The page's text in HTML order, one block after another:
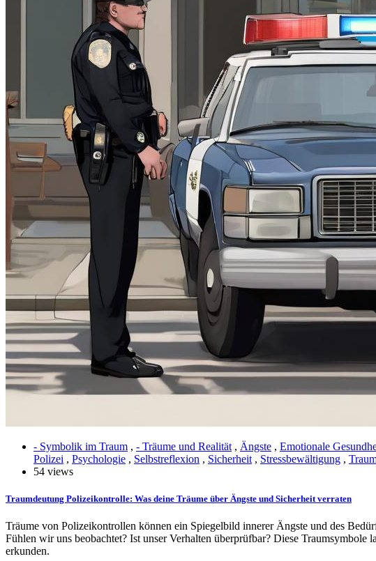
- Symbolik im Traum , - Träume und Realität , Ängste , Emotionale
Polizei , Psychologie , Selbstreflexion , Sicherheit , Stressbewältigung ,
54 views
Traumdeutung Polizeikontrolle: Was deine Träume über Ängste und Sicherheit verraten
Träume von Polizeikontrollen können ein Spiegelbild innerer Ängste und des
Fühlen wir uns beobachtet? Ist unser Verhalten überprüfbar? Diese Traumsymbole
erkunden.